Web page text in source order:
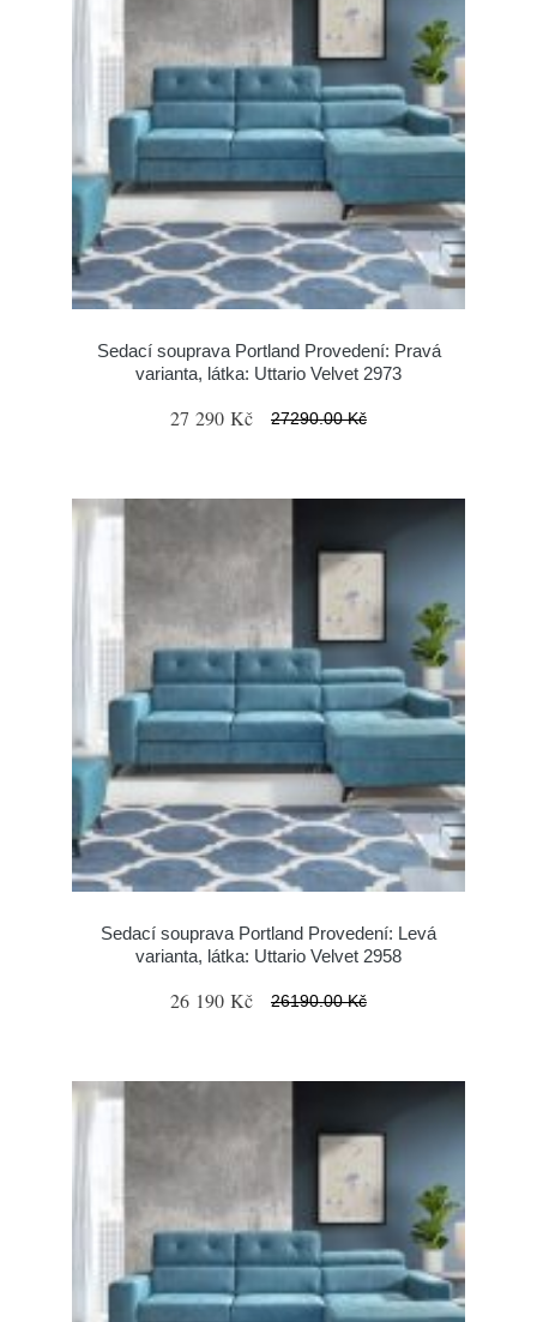
Sedací souprava Portland Provedení: Pravá
varianta, látka: Uttario Velvet 2973
27 290 Kč 27290.00 Kč
Sedací souprava Portland Provedení: Levá
varianta, látka: Uttario Velvet 2958
26 190 Kč 26190.00 Kč